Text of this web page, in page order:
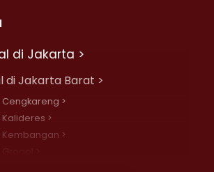
di Jakarta >
di Jakarta Barat >
>
>
>